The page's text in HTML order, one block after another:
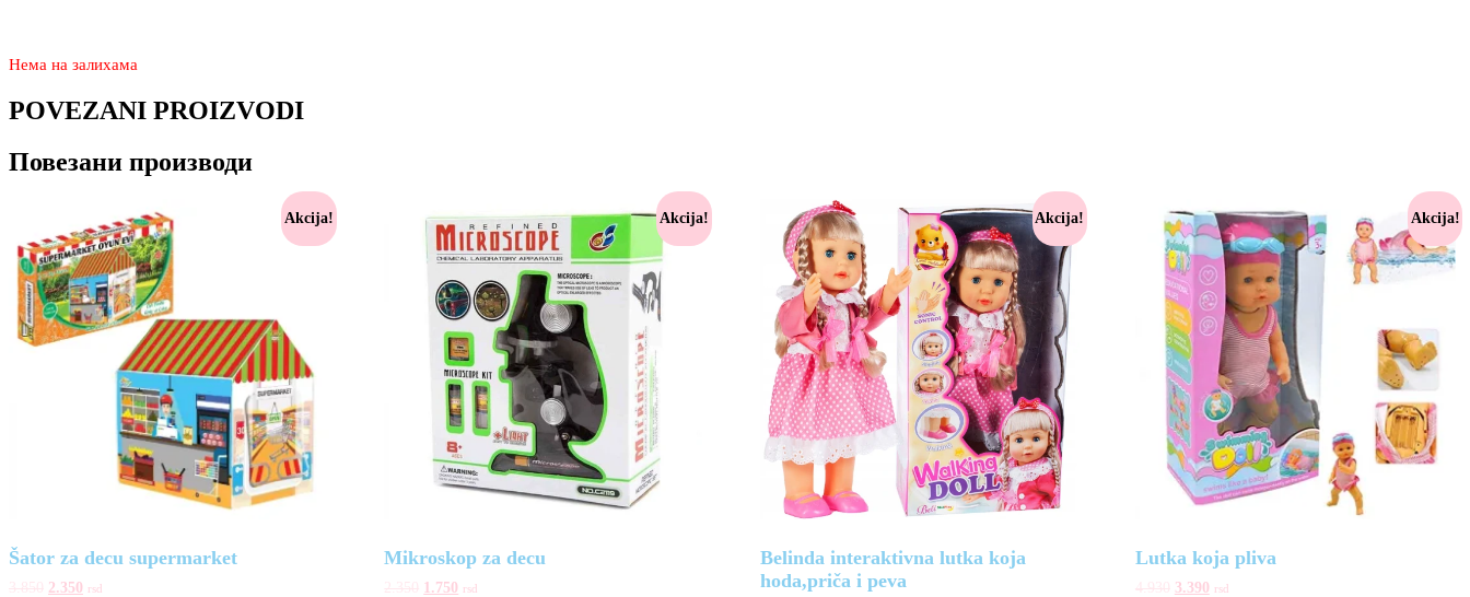
Нема на залихама
POVEZANI PROIZVODI
Повезани производи
Akcija!
Šator za decu supermarket
2.350 rsd
Akcija!
Mikroskop za decu
1.750 rsd
Akcija!
Belinda interaktivna lutka koja
hoda,priča i peva
Akcija!
Lutka koja pliva
3.390 rsd